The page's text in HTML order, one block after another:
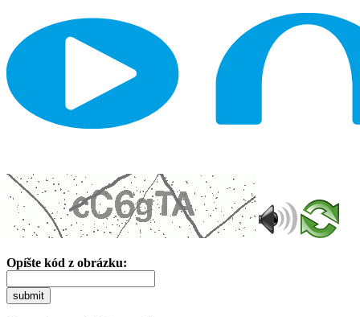
Opíšte kód z obrázku:
submit